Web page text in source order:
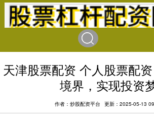
天津股票配资 个人股票配
境界，实现投资
作者：炒股配资平台 更新：2025-05-13